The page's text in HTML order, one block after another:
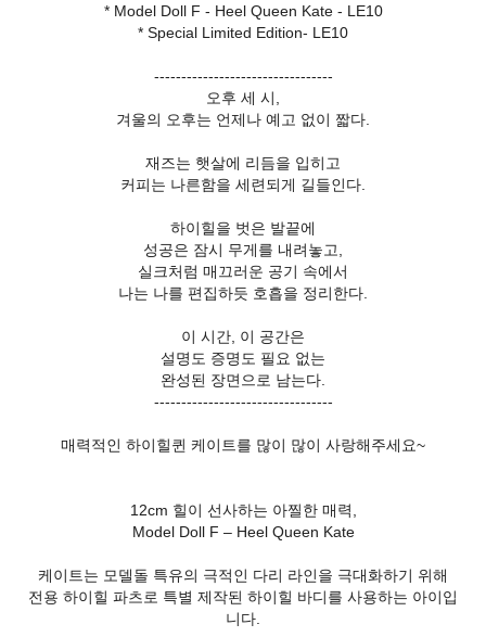
* Model Doll F - Heel Queen Kate - LE10
* Special Limited Edition- LE10
---------------------------------
오후 세 시,
겨울의 오후는 언제나 예고 없이 짧다.
재즈는 햇살에 리듬을 입히고
커피는 나른함을 세련되게 길들인다.
하이힐을 벗은 발끝에
성공은 잠시 무게를 내려놓고,
실크처럼 매끄러운 공기 속에서
나는 나를 편집하듯 호흡을 정리한다.
이 시간, 이 공간은
설명도 증명도 필요 없는
완성된 장면으로 남는다.
---------------------------------
매력적인 하이힐퀸 케이트를 많이 많이 사랑해주세요~
12cm 힐이 선사하는 아찔한 매력,
Model Doll F – Heel Queen Kate
케이트는 모델돌 특유의 극적인 다리 라인을 극대화하기 위해
전용 하이힐 파츠로 특별 제작된 하이힐 바디를 사용하는 아이입
니다.